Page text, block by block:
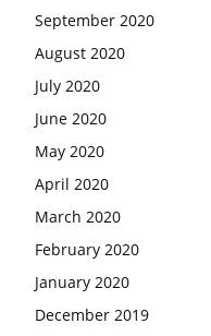
September 2020
August 2020
July 2020
June 2020
May 2020
April 2020
March 2020
February 2020
January 2020
December 2019